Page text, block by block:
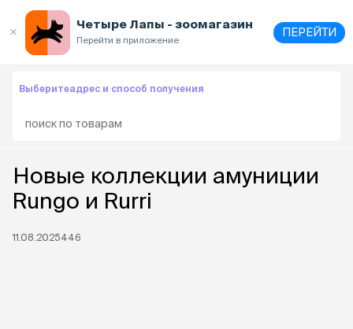
Четыре Лапы - зоомагазин
Перейти в приложение
ПЕРЕЙТИ
Выберитеадрес и способ получения
Новые коллекции амуниции
Rungo и Rurri
11.08.2025446